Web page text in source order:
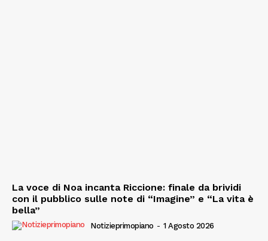
La voce di Noa incanta Riccione: finale da brividi
con il pubblico sulle note di “Imagine” e “La vita è
bella”
Notizieprimopiano - 1 Agosto 2026